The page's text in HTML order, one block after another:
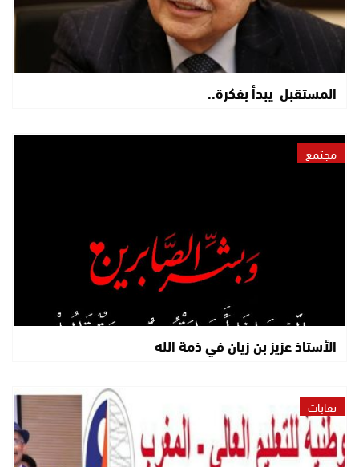
المستقبل يبدأ بفكرة..
مجتمع
الأستاذ عزيز بن زيان في ذمة الله
نقابات